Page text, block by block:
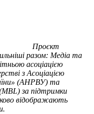
Проєкт
разом: Медіа та
асоціацією
з Асоціацією
(АНРВУ) та
(MBL) за підтримки
відображають